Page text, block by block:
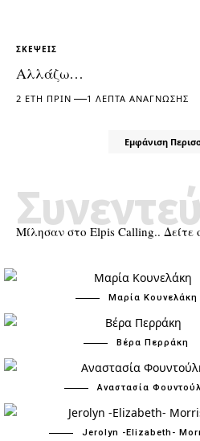
ΣΚΈΨΕΙΣ
Αλλάζω…
2 ΈΤΗ ΠΡΙΝ 1 ΛΕΠΤΆ ΑΝΆΓΝΩΣΗΣ
Εμφάνιση
Μίλησαν στο Elpis Calling.. Δείτε
Μαρία Κουνελάκη
Βέρα Περράκη
Αναστασία
Jerolyn -Elizabeth-